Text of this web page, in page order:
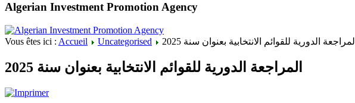
Algerian Investment Promotion Agency
Vous êtes ici : Accueil Uncategorised المراجعة الدورية للقوائم الانتخابية بعنوان سنة 2025
المراجعة الدورية للقوائم الانتخابية بعنوان سنة 2025